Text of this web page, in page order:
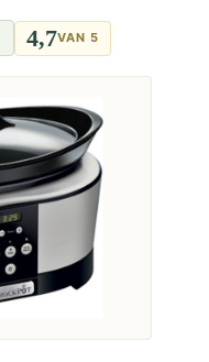
4,7VAN 5